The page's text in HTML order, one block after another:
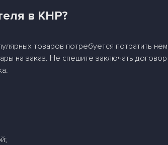
в КНР?
товаров потребуется потратить
на заказ. Не спешите заключать